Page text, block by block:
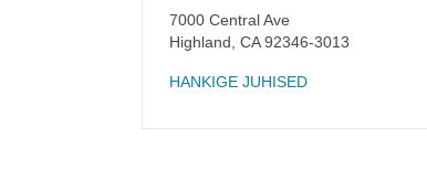
7000 Central Ave
Highland CA92346-3013
HANKIGE JUHISED